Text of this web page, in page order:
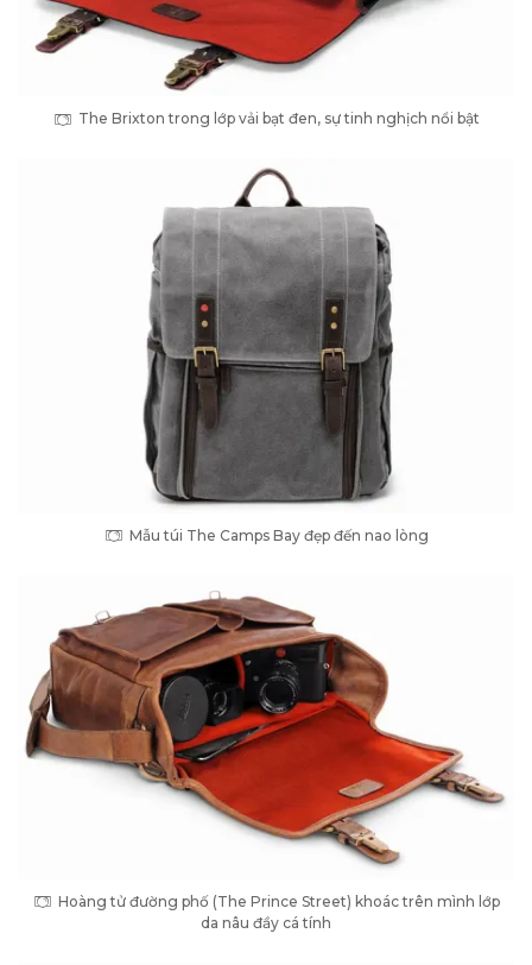
The Brixton trong lớp vải bạt đen, sự tinh nghịch nổi bật
Mẫu túi The Camps Bay đẹp đến nao lòng
Hoàng tử đường phố (The Prince Street) khoác trên mình lớp
da nâu đầy cá tính